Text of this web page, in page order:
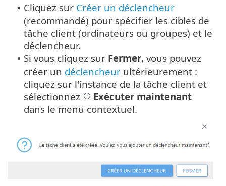
• Cliquez sur Créer un déclencheur
(recommandé) pour spécifier les cibles de
tâche client (ordinateurs ou groupes) et le
déclencheur.
• Si vous cliquez sur Fermer, vous pouvez
créer un déclencheur ultérieurement :
cliquez sur l'instance de la tâche client et
sélectionnez
Exécuter maintenant
dans le menu contextuel.